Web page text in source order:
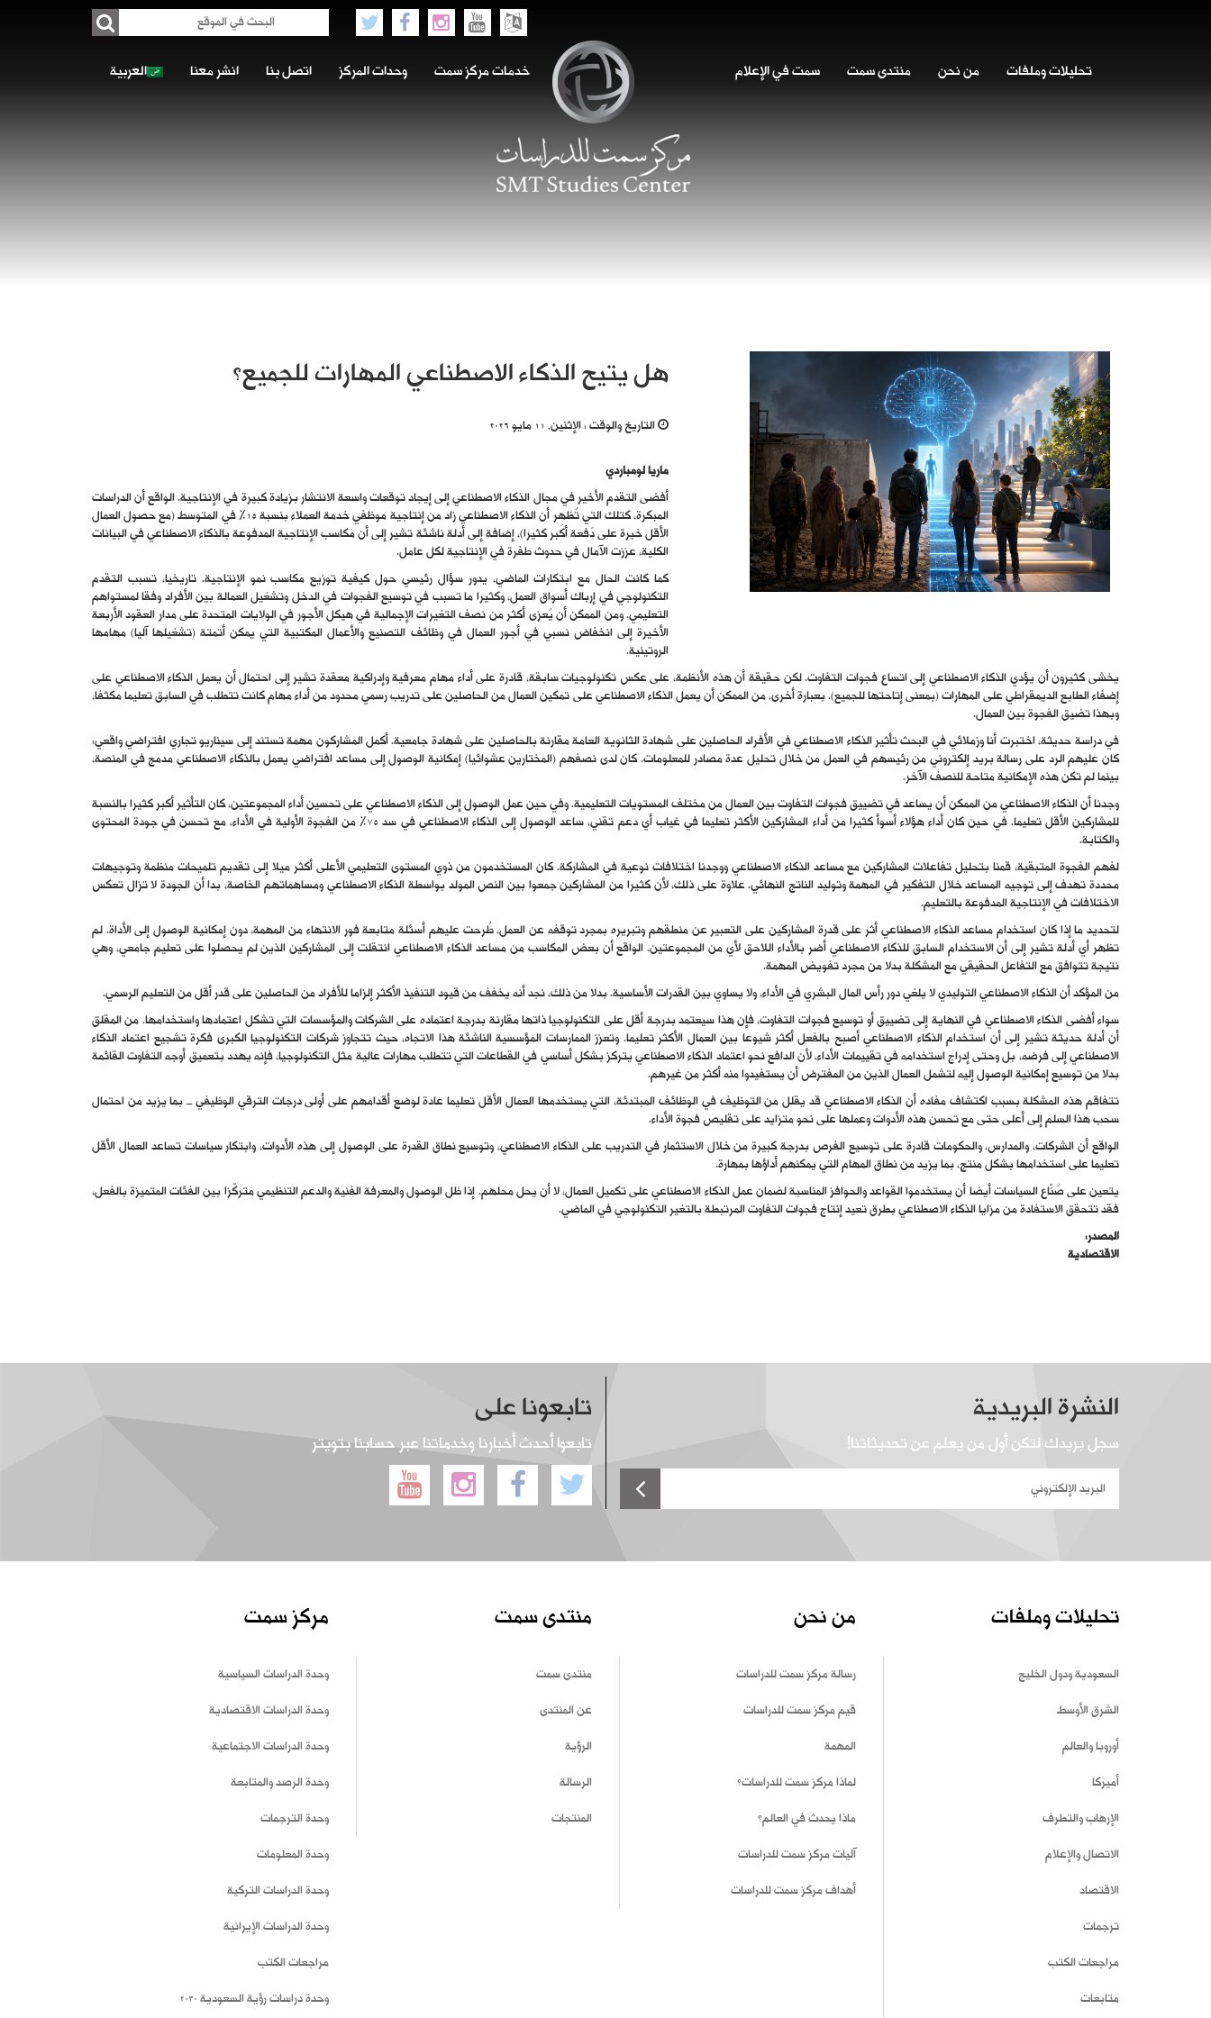
تحليلات وملفات من نحن منتدى سمت سمت في الإعلام خدمات مركز سمت وحدات المركز اتصل بنا انشر معنا العربية
هل يتيح الذكاء الاصطناعي المهارات للجميع؟
التاريخ والوقت :الإثنين, 11 مايو 2026
ماريا لومباردي
أفضى التقدم الأخير في مجال الذكاء الاصطناعي إلى إيجاد توقعات واسعة الانتشار بزيادة كبيرة في الإنتاجية. الواقع أن الدراسات
المبكرة، كتلك التي تُظهِر أن الذكاء الاصطناعي زاد من إنتاجية موظفي خدمة العملاء بنسبة 15% في المتوسط (مع حصول العمال
الأقل خبرة على دَفعة أكبر كثيرا)، إضافة إلى أدلة ناشئة تشير إلى أن مكاسب الإنتاجية المدفوعة بالذكاء الاصطناعي في البيانات
الكلية، عززت الآمال في حدوث طفرة في الإنتاجية لكل عامل.
كما كانت الحال مع ابتكارات الماضي، يدور سؤال رئيسي حول كيفية توزيع مكاسب نمو الإنتاجية. تاريخيا، تسبب التقدم
التكنولوجي في إرباك أسواق العمل، وكثيرا ما تسبب في توسيع الفجوات في الدخل وتشغيل العمالة بين الأفراد وفقا لمستواهم
التعليمي. ومن الممكن أن يُعزى أكثر من نصف التغيرات الإجمالية في هيكل الأجور في الولايات المتحدة على مدار العقود الأربعة
الأخيرة إلى انخفاض نسبي في أجور العمال في وظائف التصنيع والأعمال المكتبية التي يمكن أتمتة (تشغيلها آليا) مهامها
الروتينية.
يخشى كثيرون أن يؤدي الذكاء الاصطناعي إلى اتساع فجوات التفاوت. لكن حقيقة أن هذه الأنظمة، على عكس تكنولوجيات سابقة، قادرة على أداء مهام معرفية وإدراكية معقدة تشير إلى احتمال أن يعمل الذكاء الاصطناعي على
إضفاء الطابع الديمقراطي على المهارات (بمعنى إتاحتها للجميع). بعبارة أخرى، من الممكن أن يعمل الذكاء الاصطناعي على تمكين العمال من الحاصلين على تدريب رسمي محدود من أداء مهام كانت تتطلب في السابق تعليما مكثفا،
وبهذا تضيق الفجوة بين العمال.
في دراسة حديثة، اختبرت أنا وزملائي في البحث تأثير الذكاء الاصطناعي في الأفراد الحاصلين على شهادة الثانوية العامة مقارنة بالحاصلين على شهادة جامعية. أكمل المشاركون مهمة تستند إلى سيناريو تجاري افتراضي واقعي:
كان عليهم الرد على رسالة بريد إلكتروني من رئيسهم في العمل من خلال تحليل عدة مصادر للمعلومات. كان لدى نصفهم (المختارين عشوائيا) إمكانية الوصول إلى مساعد افتراضي يعمل بالذكاء الاصطناعي مدمج في المنصة،
بينما لم تكن هذه الإمكانية متاحة للنصف الآخر.
وجدنا أن الذكاء الاصطناعي من الممكن أن يساعد في تضييق فجوات التفاوت بين العمال من مختلف المستويات التعليمية. وفي حين عمل الوصول إلى الذكاء الاصطناعي على تحسين أداء المجموعتين، كان التأثير أكبر كثيرا بالنسبة
للمشاركين الأقل تعليما. في حين كان أداء هؤلاء أسوأ كثيرا من أداء المشاركين الأكثر تعليما في غياب أي دعم تقني، ساعد الوصول إلى الذكاء الاصطناعي في سد 75% من الفجوة الأولية في الأداء، مع تحسن في جودة المحتوى
والكتابة.
لفهم الفجوة المتبقية، قمنا بتحليل تفاعلات المشاركين مع مساعد الذكاء الاصطناعي ووجدنا اختلافات نوعية في المشاركة. كان المستخدمون من ذوي المستوى التعليمي الأعلى أكثر ميلا إلى تقديم تلميحات منظمة وتوجيهات
محددة تهدف إلى توجيه المساعد خلال التفكير في المهمة وتوليد الناتج النهائي. علاوة على ذلك، لأن كثيرا من المشاركين جمعوا بين النص المولد بواسطة الذكاء الاصطناعي ومساهماتهم الخاصة، بدا أن الجودة لا تزال تعكس
الاختلافات في الإنتاجية المدفوعة بالتعليم.
لتحديد ما إذا كان استخدام مساعد الذكاء الاصطناعي أثر على قدرة المشاركين على التعبير عن منطقهم وتبريره بمجرد توقفه عن العمل، طُرحت عليهم أسئلة متابعة فور الانتهاء من المهمة، دون إمكانية الوصول إلى الأداة. لم
تظهر أي أدلة تشير إلى أن الاستخدام السابق للذكاء الاصطناعي أضر بالأداء اللاحق لأي من المجموعتين. الواقع أن بعض المكاسب من مساعد الذكاء الاصطناعي انتقلت إلى المشاركين الذين لم يحصلوا على تعليم جامعي، وهي
نتيجة تتوافق مع التفاعل الحقيقي مع المشكلة بدلا من مجرد تفويض المهمة.
من المؤكد أن الذكاء الاصطناعي التوليدي لا يلغي دور رأس المال البشري في الأداء، ولا يساوي بين القدرات الأساسية. بدلا من ذلك، نجد أنه يخفف من قيود التنفيذ الأكثر إلزاما للأفراد من الحاصلين على قدر أقل من التعليم الرسمي.
سواء أفضى الذكاء الاصطناعي في النهاية إلى تضييق أو توسيع فجوات التفاوت، فإن هذا سيعتمد بدرجة أقل على التكنولوجيا ذاتها مقارنة بدرجة اعتماده على الشركات والمؤسسات التي تشكل اعتمادها واستخدامها. من المقلق
أن أدلة حديثة تشير إلى أن استخدام الذكاء الاصطناعي أصبح بالفعل أكثر شيوعا بين العمال الأكثر تعليما. وتعزز الممارسات المؤسسية الناشئة هذا الاتجاه، حيث تتجاوز شركات التكنولوجيا الكبرى فكرة تشجيع اعتماد الذكاء
الاصطناعي إلى فرضه، بل وحتى إدراج استخدامه في تقييمات الأداء، لأن الدافع نحو اعتماد الذكاء الاصطناعي يتركز بشكل أساسي في القطاعات التي تتطلب مهارات عالية مثل التكنولوجيا، فإنه يهدد بتعميق أوجه التفاوت القائمة
بدلا من توسيع إمكانية الوصول إليه لتشمل العمال الذين من المفترض أن يستفيدوا منه أكثر من غيرهم.
تتفاقم هذه المشكلة بسبب اكتشاف مفاده أن الذكاء الاصطناعي قد يقلل من التوظيف في الوظائف المبتدئة، التي يستخدمها العمال الأقل تعليما عادة لوضع أقدامهم على أولى درجات الترقي الوظيفي ــ بما يزيد من احتمال
سحب هذا السلم إلى أعلى حتى مع تحسن هذه الأدوات وعملها على نحو متزايد على تقليص فجوة الأداء.
الواقع أن الشركات، والمدارس، والحكومات قادرة على توسيع الفرص بدرجة كبيرة من خلال الاستثمار في التدريب على الذكاء الاصطناعي، وتوسيع نطاق القدرة على الوصول إلى هذه الأدوات، وابتكار سياسات تساعد العمال الأقل
تعليما على استخدامها بشكل منتج، بما يزيد من نطاق المهام التي يمكنهم أداؤها بمهارة.
يتعين على صُنّاع السياسات أيضا أن يستخدموا القواعد والحوافز المناسبة لضمان عمل الذكاء الاصطناعي على تكميل العمال، لا أن يحل محلهم. إذا ظل الوصول والمعرفة الفنية والدعم التنظيمي متركّزا بين الفئات المتميزة بالفعل،
فقد تتحقق الاستفادة من مزايا الذكاء الاصطناعي بطرق تعيد إنتاج فجوات التفاوت المرتبطة بالتغير التكنولوجي في الماضي.
المصدر:
الاقتصادية
النشرة البريدية
سجل بريدك لتكن أول من يعلم عن تحديثاتنا!
تابعونا على
تابعوا أحدث أخبارنا وخدماتنا عبر حسابنا بتويتر
تحليلات وملفات
السعودية ودول الخليج
الشرق الأوسط
أوروبا والعالم
أميركا
الإرهاب والتطرف
الاتصال والإعلام
الاقتصاد
ترجمات
مراجعات الكتب
متابعات
من نحن
رسالة مركز سمت للدراسات
قيم مركز سمت للدراسات
المهمة
لماذا مركز سمت للدراسات؟
ماذا يحدث في العالم؟
آليات مركز سمت للدراسات
أهداف مركز سمت للدراسات
منتدى سمت
منتدى سمت
عن المنتدى
الرؤية
الرسالة
المنتجات
مركز سمت
وحدة الدراسات السياسية
وحدة الدراسات الاقتصادية
وحدة الدراسات الاجتماعية
وحدة الرصد والمتابعة
وحدة الترجمات
وحدة المعلومات
وحدة الدراسات التركية
وحدة الدراسات الإيرانية
مراجعات الكتب
وحدة دراسات رؤية السعودية 2030